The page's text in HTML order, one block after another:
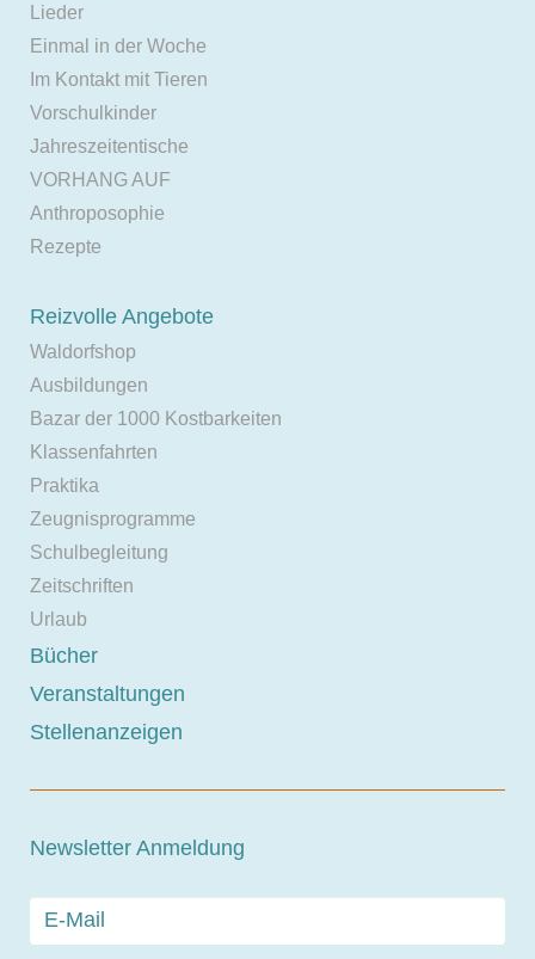
Lieder
Einmal in der Woche
Im Kontakt mit Tieren
Vorschulkinder
Jahreszeitentische
VORHANG AUF
Anthroposophie
Rezepte
Reizvolle Angebote
Waldorfshop
Ausbildungen
Bazar der 1000 Kostbarkeiten
Klassenfahrten
Praktika
Zeugnisprogramme
Schulbegleitung
Zeitschriften
Urlaub
Bücher
Veranstaltungen
Stellenanzeigen
Newsletter Anmeldung